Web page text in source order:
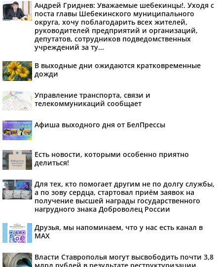
Андрей Гриднев: Уважаемые шебекинцы!. Уходя с
поста главы Шебекинского муниципального
округа, хочу поблагодарить всех жителей,
руководителей предприятий и организаций,
депутатов, сотрудников подведомственных
учреждений за ту...
В выходные дни ожидаются кратковременные
дожди
Управление транспорта, связи и
телекоммуникаций сообщает
Афиша выходного дня от БелПрессы
Есть новости, которыми особенно приятно
делиться!
Для тех, кто помогает другим не по долгу службы,
а по зову сердца, стартовал приём заявок на
получение высшей награды государственного
нагрудного знака Доброволец России
Друзья, мы напоминаем, что у нас есть канал в
МАХ
Власти Ставрополья могут высвободить почти 3,8